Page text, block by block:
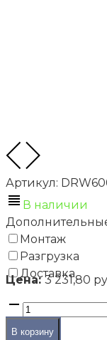
Артикул:
В наличии
Монтаж
Разгрузка
Доставка
Цена:3 231,80
В корзину